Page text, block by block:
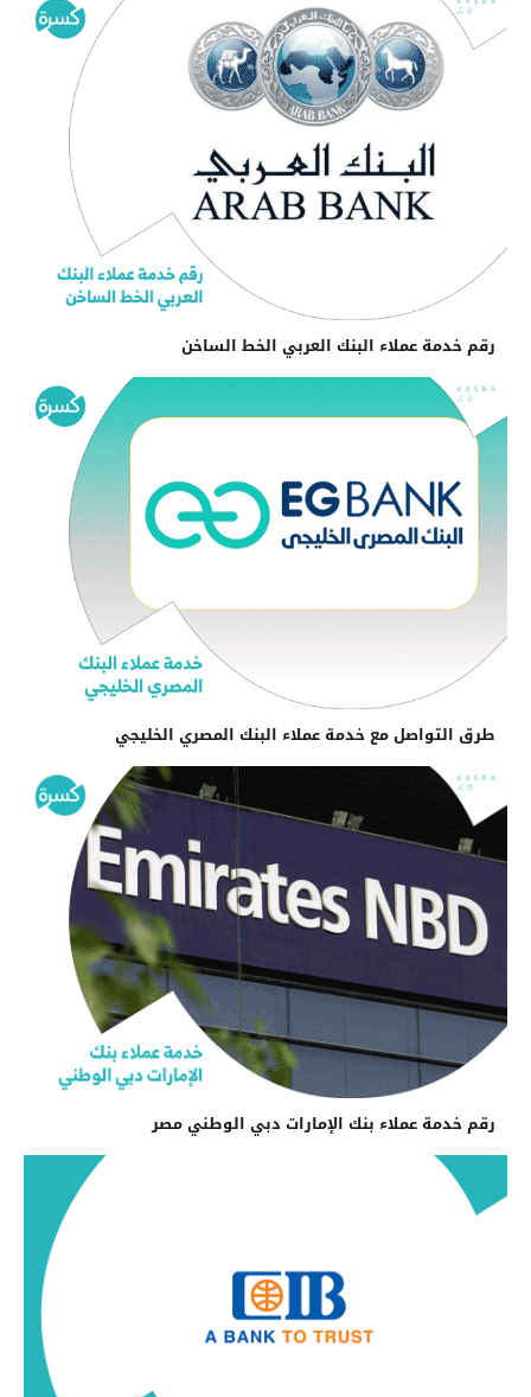
رقم خدمة عملاء البنك العربي الخط الساخن
طرق التواصل مع خدمة عملاء البنك المصري الخليجي
رقم خدمة عملاء بنك الإمارات دبي الوطني مصر